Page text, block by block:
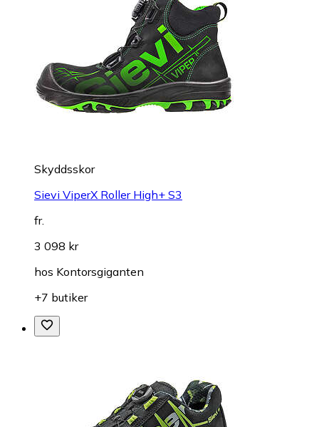
Skyddsskor
Sievi ViperX Roller High+ S3
fr.
3 098 kr
hos Kontorsgiganten
+7 butiker